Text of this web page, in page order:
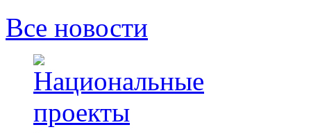
Все новости